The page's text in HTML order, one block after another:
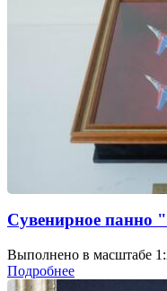
Сувенирное панно
Выполнено в масштабе
Подробнее